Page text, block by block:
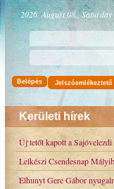
2026. August 08., Saturday
Belépés Jelszóemlékeztető
Kerületi hírek
Új tetőt kapott a
Lelkészi Csendesnap
Elhunyt Gere Gábor